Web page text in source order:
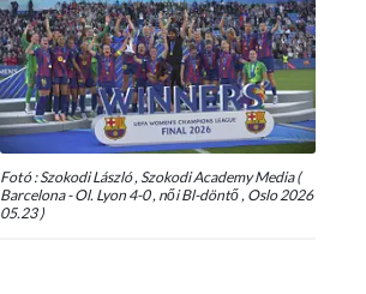
Fotó : Szokodi László , Szokodi Academy Media (
Barcelona - Ol. Lyon 4-0 , női Bl-döntő , Oslo 2026
05.23 )